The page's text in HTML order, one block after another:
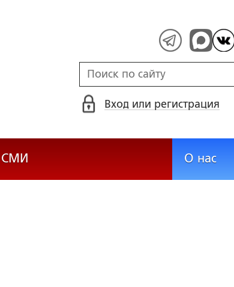
Вход или регистрация
СМИ О нас